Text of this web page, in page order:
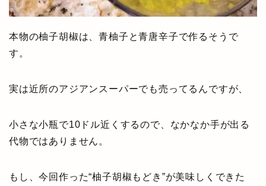
本物の柚子胡椒は、青柚子と青唐辛子で作るそうで
す。
実は近所のアジアンスーパーでも売ってるんですが、
小さな小瓶で10ドル近くするので、なかなか手が出る
代物ではありません。
もし、今回作った“柚子胡椒もどき”が美味しくできた